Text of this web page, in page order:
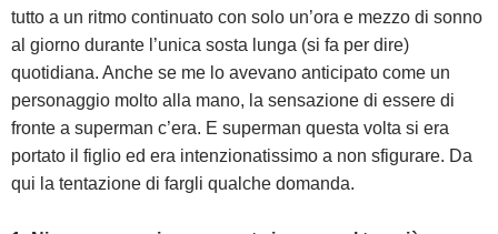
tutto a un ritmo continuato con solo un’ora e mezzo di sonno
al giorno durante l’unica sosta lunga (si fa per dire)
quotidiana. Anche se me lo avevano anticipato come un
personaggio molto alla mano, la sensazione di essere di
fronte a superman c’era. E superman questa volta si era
portato il figlio ed era intenzionatissimo a non sfigurare. Da
qui la tentazione di fargli qualche domanda.